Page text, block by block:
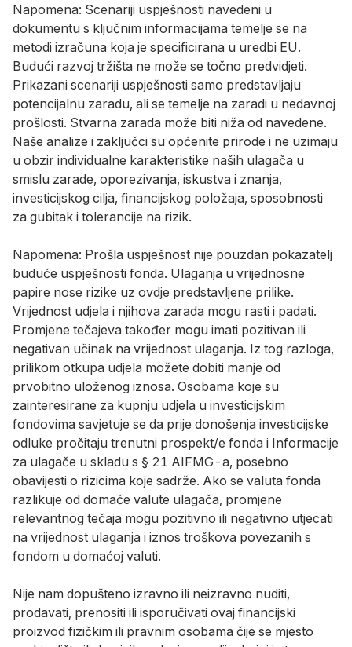
Napomena: Scenariji uspješnosti navedeni u
dokumentu s ključnim informacijama temelje se na
metodi izračuna koja je specificirana u uredbi EU.
Budući razvoj tržišta ne može se točno predvidjeti.
Prikazani scenariji uspješnosti samo predstavljaju
potencijalnu zaradu, ali se temelje na zaradi u nedavnoj
prošlosti. Stvarna zarada može biti niža od navedene.
Naše analize i zaključci su općenite prirode i ne uzimaju
u obzir individualne karakteristike naših ulagača u
smislu zarade, oporezivanja, iskustva i znanja,
investicijskog cilja, financijskog položaja, sposobnosti
za gubitak i tolerancije na rizik.
Napomena: Prošla uspješnost nije pouzdan pokazatelj
buduće uspješnosti fonda. Ulaganja u vrijednosne
papire nose rizike uz ovdje predstavljene prilike.
Vrijednost udjela i njihova zarada mogu rasti i padati.
Promjene tečajeva također mogu imati pozitivan ili
negativan učinak na vrijednost ulaganja. Iz tog razloga,
prilikom otkupa udjela možete dobiti manje od
prvobitno uloženog iznosa. Osobama koje su
zainteresirane za kupnju udjela u investicijskim
fondovima savjetuje se da prije donošenja investicijske
odluke pročitaju trenutni prospekt/e fonda i Informacije
za ulagače u skladu s § 21 AIFMG-a, posebno
obavijesti o rizicima koje sadrže. Ako se valuta fonda
razlikuje od domaće valute ulagača, promjene
relevantnog tečaja mogu pozitivno ili negativno utjecati
na vrijednost ulaganja i iznos troškova povezanih s
fondom u domaćoj valuti.
Nije nam dopušteno izravno ili neizravno nuditi,
prodavati, prenositi ili isporučivati ​​ovaj financijski
proizvod fizičkim ili pravnim osobama čije se mjesto